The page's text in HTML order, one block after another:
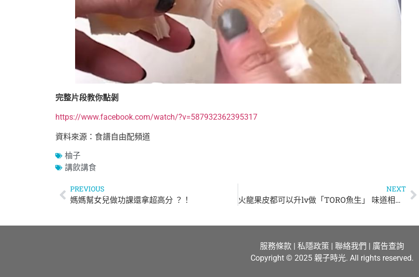
完整片段教你點剝
https://www.facebook.com/watch/?v=587932362395317
資料來源：食譜自由配頻道
柚子
講飲講食
PREVIOUS
媽媽幫女兒做功課還拿超高分 ？！
NEXT
火龍果皮都可以升lv做「TORO魚生」 味道相似度達100％！？
服務條款 | 私隱政策 | 聯絡我們 | 廣告查詢
Copyright © 2025 親子時光. All rights reserved.